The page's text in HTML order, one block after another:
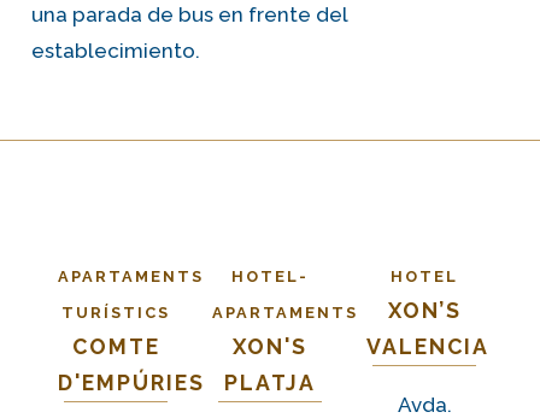
una parada de bus en frente del
establecimiento.
APARTAMENTS
TURÍSTICS
COMTE
D'EMPÚRIES
HOTEL-
APARTAMENTS
XON'S
PLATJA
HOTEL
XON’S
VALENCIA
Avda.